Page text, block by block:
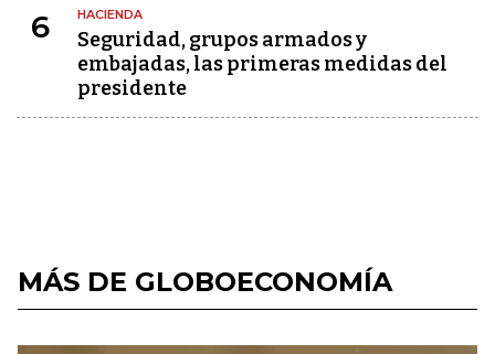
6 HACIENDA
Seguridad, grupos armados y
embajadas, las primeras medidas del
presidente
MÁS DE GLOBOECONOMÍA